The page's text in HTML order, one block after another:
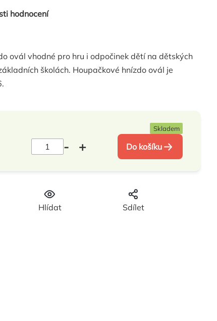
hodnocení
ovál vhodné pro hru i odpočinek dětí na dětských
školách. Houpačkové hnízdo ovál je
Hlídat Sdílet
Skladem
Do košíku